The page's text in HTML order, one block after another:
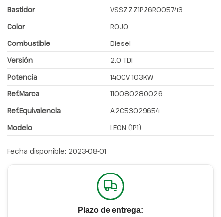
Bastidor
VSSZZZ1PZ6R005743
Color
ROJO
Combustible
Diesel
Versión
2.0 TDI
Potencia
140CV 103KW
Ref.Marca
110080280026
Ref.Equivalencia
A2C53029654
Modelo
LEON (1P1)
Fecha disponible: 2023-08-01
Plazo de entrega: